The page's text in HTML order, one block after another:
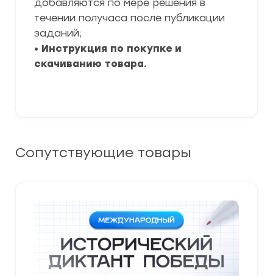
добавляются по мере решения в
течении получаса после публикации
заданий;
• Инструкция по покупке и
скачиванию товара.
Сопутствующие товары